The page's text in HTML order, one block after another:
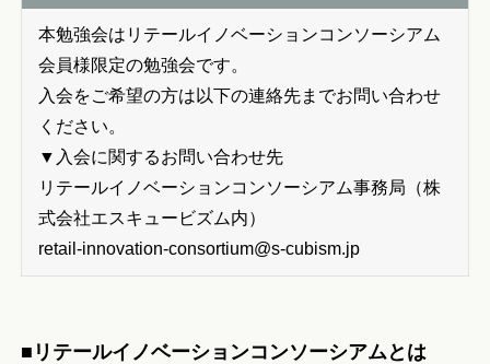
本勉強会はリテールイノベーションコンソーシアム
会員様限定の勉強会です。
入会をご希望の方は以下の連絡先までお問い合わせ
ください。
▼入会に関するお問い合わせ先
リテールイノベーションコンソーシアム事務局（株
式会社エスキュービズム内）
retail-innovation-consortium@s-cubism.jp
■リテールイノベーションコンソーシアムとは